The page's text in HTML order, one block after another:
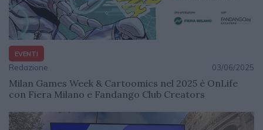
EVENTI
Redazione 03/06/2025
Milan Games Week & Cartoomics nel 2025 è OnLife
con Fiera Milano e Fandango Club Creators